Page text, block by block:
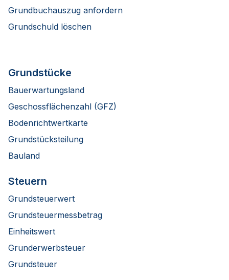
Grundbuchauszug anfordern
Grundschuld löschen
Grundstücke
Bauerwartungsland
Geschossflächenzahl (GFZ)
Bodenrichtwertkarte
Grundstücksteilung
Bauland
Steuern
Grundsteuerwert
Grundsteuermessbetrag
Einheitswert
Grunderwerbsteuer
Grundsteuer